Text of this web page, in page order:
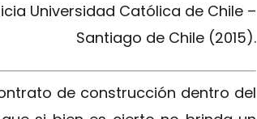
Universidad Católica de Chile –
Santiago de Chile (2015).
de construcción dentro del